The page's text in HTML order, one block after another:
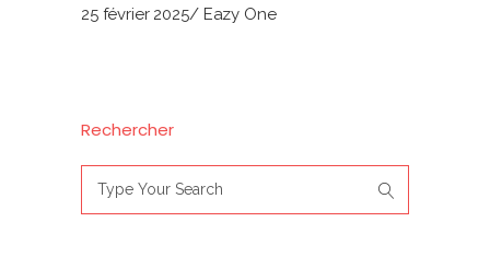
25 février 2025 Eazy One
Rechercher
for: